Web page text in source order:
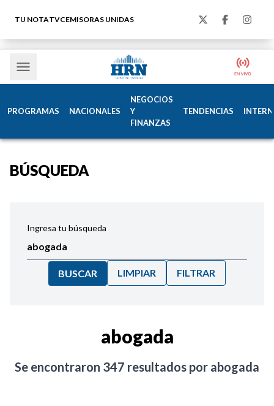
TU NOTATVCEMISORAS UNIDAS
PROGRAMAS NACIONALES
NEGOCIOS
Y
FINANZAS
TENDENCIAS
BÚSQUEDA
Ingresa tu búsqueda
BUSCAR LIMPIAR FILTRAR
abogada
Se encontraron 347 resultados por abogada